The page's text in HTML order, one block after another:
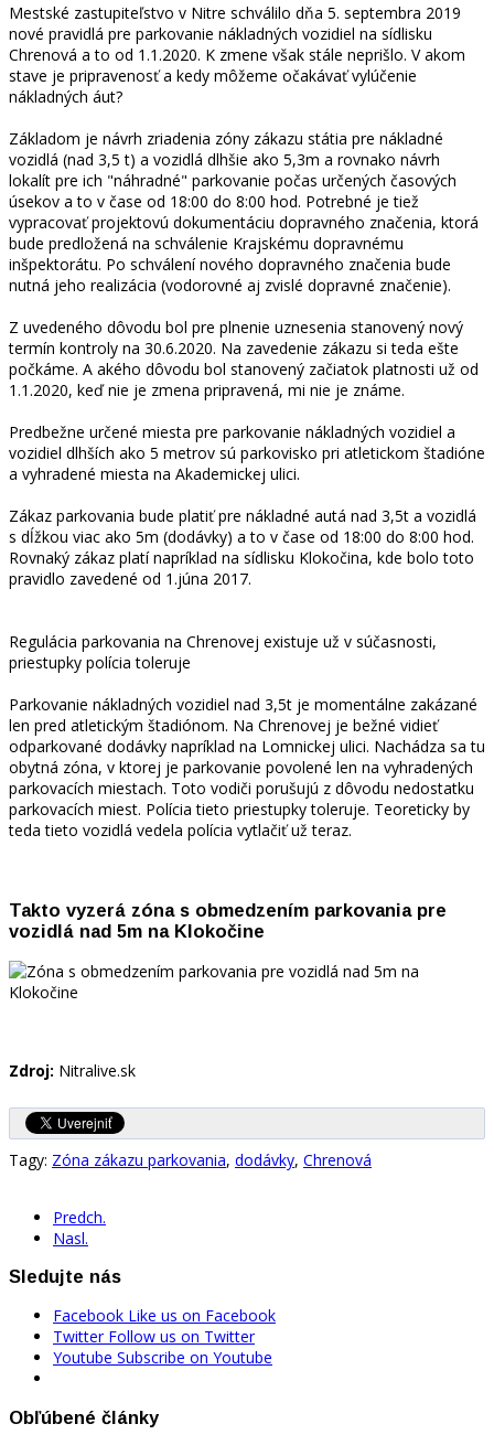
Mestské zastupiteľstvo v Nitre schválilo dňa 5. septembra 2019
nové pravidlá pre parkovanie nákladných vozidiel na sídlisku
Chrenová a to od 1.1.2020. K zmene však stále neprišlo. V akom
stave je pripravenosť a kedy môžeme očakávať vylúčenie
nákladných áut?
Základom je návrh zriadenia zóny zákazu státia pre nákladné
vozidlá (nad 3,5 t) a vozidlá dlhšie ako 5,3m a rovnako návrh
lokalít pre ich "náhradné" parkovanie počas určených časových
úsekov a to v čase od 18:00 do 8:00 hod. Potrebné je tiež
vypracovať projektovú dokumentáciu dopravného značenia, ktorá
bude predložená na schválenie Krajskému dopravnému
inšpektorátu. Po schválení nového dopravného značenia bude
nutná jeho realizácia (vodorovné aj zvislé dopravné značenie).
Z uvedeného dôvodu bol pre plnenie uznesenia stanovený nový
termín kontroly na 30.6.2020. Na zavedenie zákazu si teda ešte
počkáme. A akého dôvodu bol stanovený začiatok platnosti už od
1.1.2020, keď nie je zmena pripravená, mi nie je známe.
Predbežne určené miesta pre parkovanie nákladných vozidiel a
vozidiel dlhších ako 5 metrov sú parkovisko pri atletickom štadióne
a vyhradené miesta na Akademickej ulici.
Zákaz parkovania bude platiť pre nákladné autá nad 3,5t a vozidlá
s dĺžkou viac ako 5m (dodávky) a to v čase od 18:00 do 8:00 hod.
Rovnaký zákaz platí napríklad na sídlisku Klokočina, kde bolo toto
pravidlo zavedené od 1.júna 2017.
Regulácia parkovania na Chrenovej existuje už v súčasnosti,
priestupky polícia toleruje
Parkovanie nákladných vozidiel nad 3,5t je momentálne zakázané
len pred atletickým štadiónom. Na Chrenovej je bežné vidieť
odparkované dodávky napríklad na Lomnickej ulici. Nachádza sa tu
obytná zóna, v ktorej je parkovanie povolené len na vyhradených
parkovacích miestach. Toto vodiči porušujú z dôvodu nedostatku
parkovacích miest. Polícia tieto priestupky toleruje. Teoreticky by
teda tieto vozidlá vedela polícia vytlačiť už teraz.
Takto vyzerá zóna s obmedzením parkovania pre
vozidlá nad 5m na Klokočine
Zdroj: Nitralive.sk
Tagy: Zóna zákazu parkovania, dodávky, Chrenová
Predch.
Nasl.
Sledujte nás
Facebook Like us on Facebook
Twitter Follow us on Twitter
Youtube Subscribe on Youtube
Obľúbené články